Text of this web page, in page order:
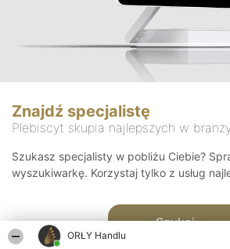
ORŁY Handlu
Znajdź specjalistę
Plebiscyt skupia najlepszych w
Szukasz specjalisty w pobliżu Ciebie?
wyszukiwarkę. Korzystaj tylko z usług
Szukaj